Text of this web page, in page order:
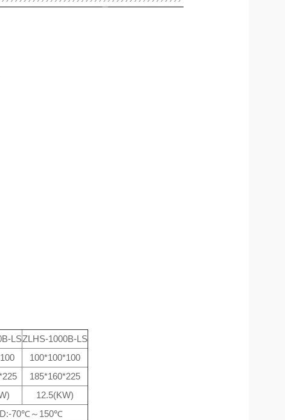
LSZLHS-1000B-LS
100*100*100
185*160*225
12.5(KW)
70℃～150℃